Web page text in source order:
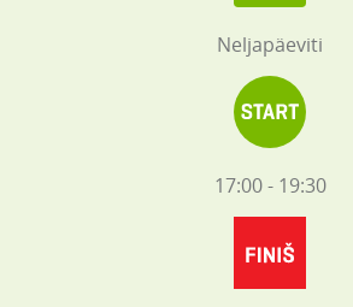
Neljapäeviti
17:00 - 19:30